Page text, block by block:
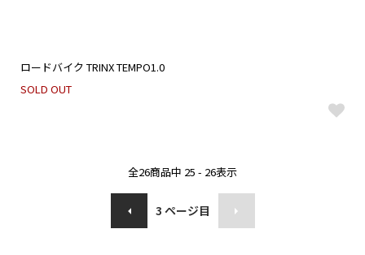
ロードバイク TRINX TEMPO1.0
SOLD OUT
全26商品中 25 - 26表示
3 ページ目